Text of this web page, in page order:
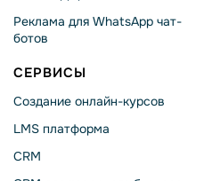
Реклама для WhatsApp чат-
ботов
СЕРВИСЫ
Создание онлайн-курсов
LMS платформа
CRM